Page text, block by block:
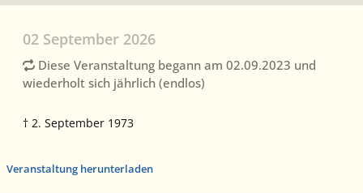
02 September 2026
Diese Veranstaltung begann am 02.09.2023 und
wiederholt sich jährlich (endlos)
† 2. September 1973
Veranstaltung herunterladen